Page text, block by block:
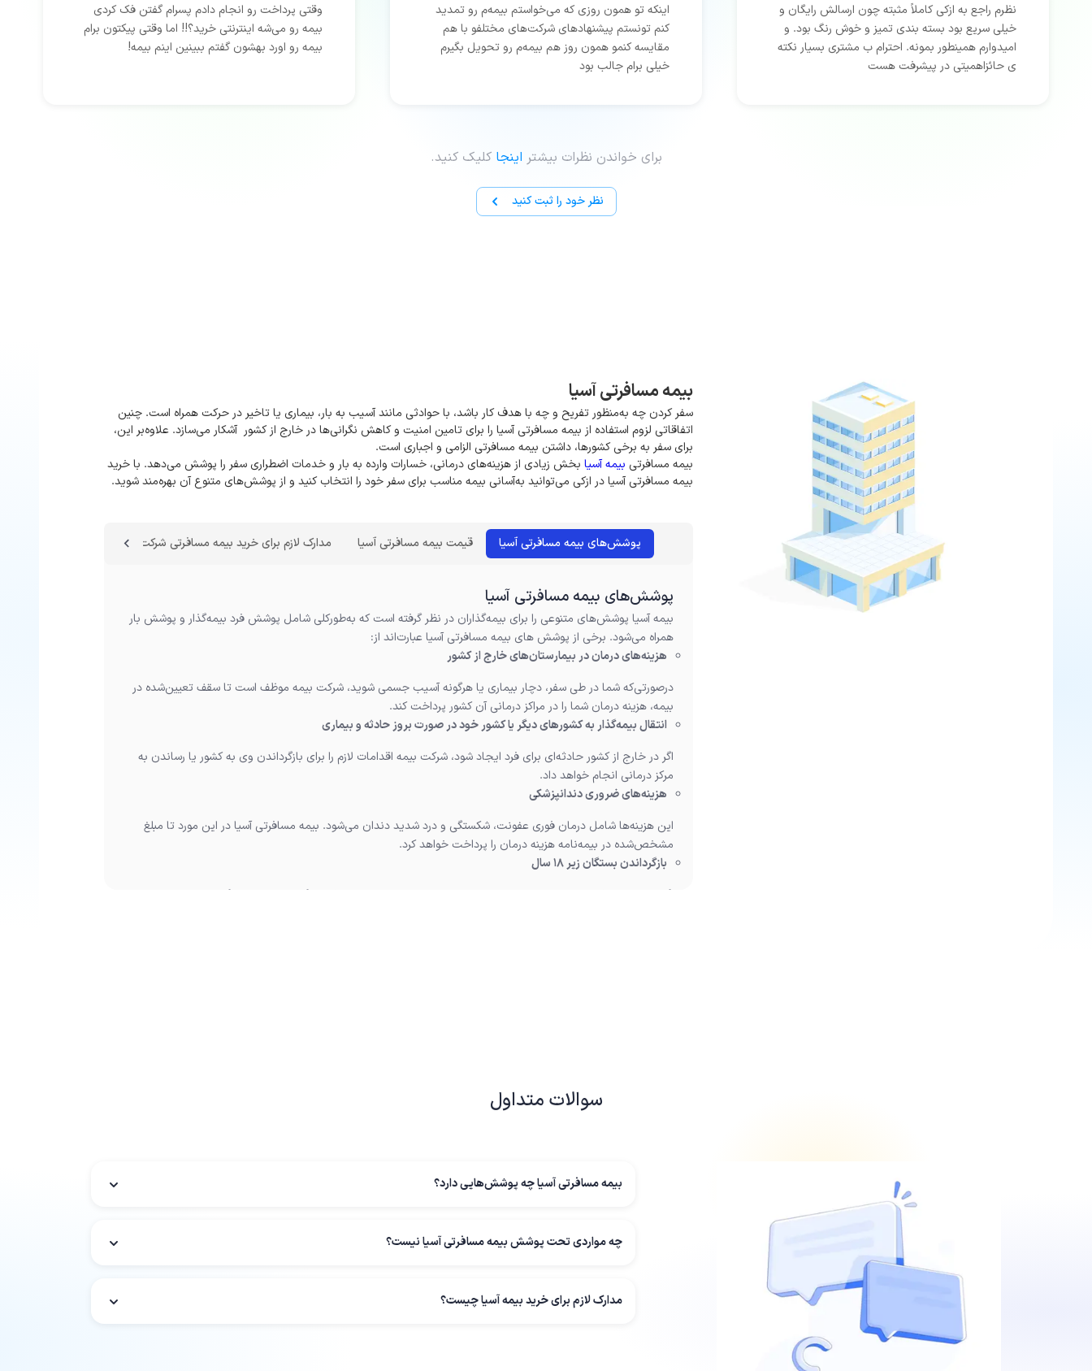
نظرم راجع به ازکی کاملاً مثبته چون ارسالش رایگان و
خیلی سریع بود بسته بندی تمیز و خوش رنگ بود. و
امیدوارم همینطور بمونه. احترام ب مشتری بسیار نکته
ی حائزاهمیتی در پیشرفت هست
اینکه تو همون روزی که می‌خواستم بیمه‌م رو تمدید
کنم تونستم پیشنهادهای شرکت‌های مختلفو با هم
مقایسه کنمو همون روز هم بیمه‌م رو تحویل بگیرم
خیلی برام جالب بود
وقتی پرداخت رو انجام دادم پسرام گفتن فک کردی
بیمه رو می‌شه اینترنتی خرید؟!! اما وقتی پیکتون برام
بیمه رو اورد بهشون گفتم ببینین اینم بیمه!
برای خواندن نظرات بیشتر اینجا کلیک کنید.
نظر خود را ثبت کنید
بیمه مسافرتی آسیا
سفر‌ کردن چه به‌منظور تفریح و چه با هدف کار باشد، با حوادثی مانند آسیب به بار، بیماری یا تاخیر در حرکت همراه است. چنین
اتفاقاتی لزوم استفاده از بیمه مسافرتی آسیا را برای تامین امنیت و کاهش نگرانی‌ها در خارج از کشور آشکار می‌سازد. علاوه‌بر این،
برای سفر به برخی کشورها، داشتن بیمه مسافرتی الزامی و اجباری است.
بیمه مسافرتی بیمه آسیابخش زیادی از هزینه‌های درمانی، خسارات وارده به بار و خدمات اضطراری سفر را پوشش می‌دهد. با خرید
بیمه مسافرتی آسیا در ازکی می‌توانید به‌آسانی بیمه مناسب برای سفر خود را انتخاب کنید و از پوشش‌های متنوع آن بهره‌مند شوید.
پوشش‌های بیمه مسافرتی آسیا قیمت بیمه مسافرتی آسیا مدارک لازم برای خرید بیمه مسافرتی شرکت آسیا
پوشش‌های بیمه مسافرتی آسیا
بیمه آسیا پوشش‌های متنوعی را برای بیمه‌گذاران در نظر گرفته است که به‌طور‌کلی شامل پوشش فرد بیمه‌گذار و پوشش بار
همراه می‌شود. برخی از پوشش های بیمه مسافرتی آسیا عبارت‌اند از:
هزینه‌های درمان در بیمارستان‌های خارج از کشور
در‌صورتی‌که شما در طی سفر، دچار بیماری یا هرگونه آسیب جسمی شوید، شرکت بیمه موظف است تا سقف تعیین‌شده در
بیمه، هزینه درمان شما را در مراکز درمانی آن کشور پرداخت کند.
انتقال بیمه‌گذار به کشورهای دیگر یا کشور خود در صورت بروز حادثه و بیماری
اگر در خارج از کشور حادثه‌ای برای فرد ایجاد شود، شرکت بیمه اقدامات لازم را برای بازگرداندن وی به کشور یا رساندن به
مرکز درمانی انجام خواهد داد.
هزینه‌های ضروری دندانپزشکی
این هزینه‌ها شامل درمان فوری عفونت، شکستگی و درد شدید دندان می‌شود. بیمه مسافرتی آسیا در این مورد تا مبلغ
مشخص‌شده در بیمه‌نامه هزینه درمان را پرداخت خواهد کرد.
بازگرداندن بستگان زیر 18 سال
اگر بیمه‌شونده فوت یا دچار بیماری بیش‌از 10 روز شود، شرکت بیمه، هزینه رفت‌و‌برگشت یکی از بستگان را پرداخت می‌کند.
فقدان مدارک اصلی
پوشش‌های بار همراه مسافر شامل فقدان بار همراه چه در کشور ایران و چه در خارج از کشور می‌شود. از طرفی اگر بار همراه
برخی موارد تحت پوششبیمه مسافرتیقرار نمی‌گیرند. به همین دلیل در صورت بروز این‌گونه از حوادث شما نمی‌توانید
سوالات متداول
بیمه مسافرتی آسیا چه پوشش‌هایی دارد؟
چه مواردی تحت پوشش بیمه مسافرتی آسیا نیست؟
مدارک لازم برای خرید بیمه آسیا چیست؟